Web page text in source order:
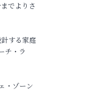
でよりさ
する家庭
チ・ラ
・ゾーン